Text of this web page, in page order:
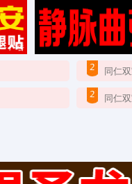
广告
同仁
同仁